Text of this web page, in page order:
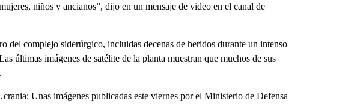
niños y ancianos”, dijo en un mensaje de video en el canal de
del complejo siderúrgico, incluidas decenas de heridos durante un intenso
últimas imágenes de satélite de la planta muestran que muchos de sus
Unas imágenes publicadas este viernes por el Ministerio de Defensa